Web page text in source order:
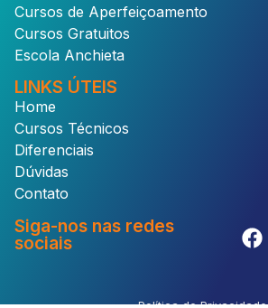
Cursos de Aperfeiçoamento
Cursos Gratuitos
Escola Anchieta
LINKS ÚTEIS
Home
Cursos Técnicos
Diferenciais
Dúvidas
Contato
Siga-nos nas redes
sociais